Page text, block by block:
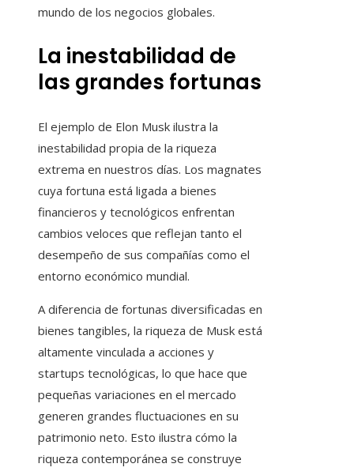
mundo de los negocios globales.
La inestabilidad de
las grandes fortunas
El ejemplo de Elon Musk ilustra la
inestabilidad propia de la riqueza
extrema en nuestros días. Los magnates
cuya fortuna está ligada a bienes
financieros y tecnológicos enfrentan
cambios veloces que reflejan tanto el
desempeño de sus compañías como el
entorno económico mundial.
A diferencia de fortunas diversificadas en
bienes tangibles, la riqueza de Musk está
altamente vinculada a acciones y
startups tecnológicas, lo que hace que
pequeñas variaciones en el mercado
generen grandes fluctuaciones en su
patrimonio neto. Esto ilustra cómo la
riqueza contemporánea se construye